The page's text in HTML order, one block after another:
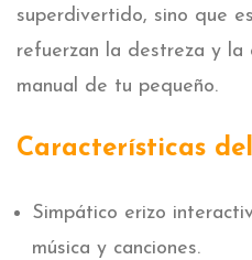
superdivertido, sino que
refuerzan la destreza y la
manual de tu pequeño.
Características
Simpático erizo
música y canciones.